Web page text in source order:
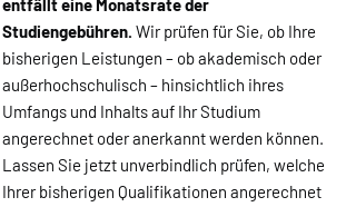
entfällt eine Monatsrate der
Studiengebühren. Wir prüfen für Sie, ob Ihre
bisherigen Leistungen – ob akademisch oder
außerhochschulisch – hinsichtlich ihres
Umfangs und Inhalts auf Ihr Studium
angerechnet oder anerkannt werden können.
Lassen Sie jetzt unverbindlich prüfen, welche
Ihrer bisherigen Qualifikationen angerechnet